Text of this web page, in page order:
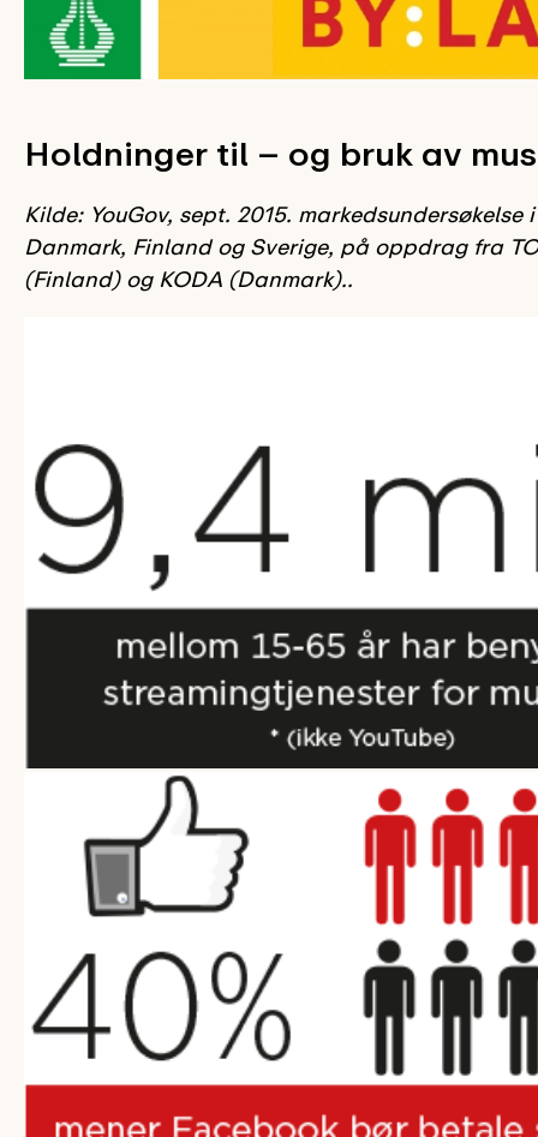
Holdninger til – og bruk av
Kilde: YouGov, sept. 2015. markedsundersøkelse
Danmark, Finland og Sverige, på oppdrag fra
(Finland) og KODA (Danmark)..